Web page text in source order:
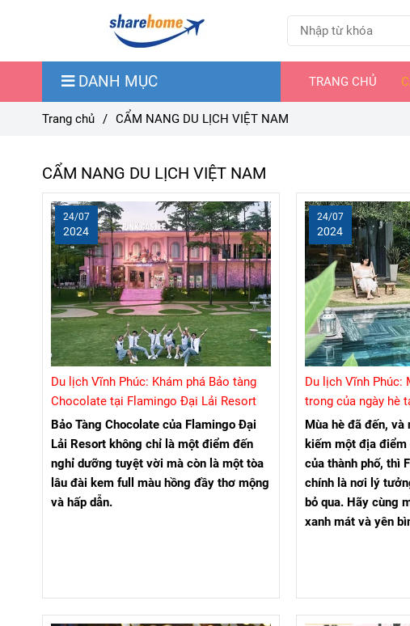
DANH MỤC TRANG CHỦ
Trang chủ / CẨM NANG DU LỊCH VIỆT NAM
CẨM NANG DU LỊCH VIỆT NAM
Du lịch Vĩnh Phúc: Khám phá Bảo tàng
Chocolate tại Flamingo Đại Lải Resort
24/07
2024
Bảo Tàng Chocolate của Flamingo Đại
Lải Resort không chỉ là một điểm đến
nghỉ dưỡng tuyệt vời mà còn là một tòa
lâu đài kem full màu hồng đầy thơ mộng
và hấp dẫn.
Du lịch Vĩnh Phúc:
trong của ngày hè
Resort
24/07
2024
Mùa hè đã đến, và
kiếm một địa
của thành phố, thì
chính là nơi lý
bỏ qua. Hãy cùng
xanh mát và yên